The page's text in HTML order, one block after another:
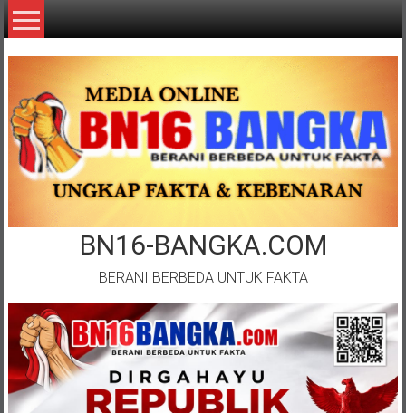
Lompat
ke
BN16-BANGKA.COM
BERANI BERBEDA UNTUK FAKTA